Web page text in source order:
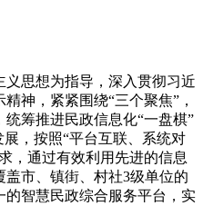
义思想为指导，深入贯彻习近
神，紧紧围绕“三个聚焦”，
筹推进民政信息化“一盘棋”
，按照“平台互联、系统对
，通过有效利用先进的信息
市、镇街、村社3级单位的
智慧民政综合服务平台，实